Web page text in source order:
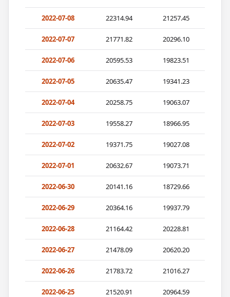
2022-07-08 22314.94 21257.45
2022-07-07 21771.82 20296.10
2022-07-06 20595.53 19823.51
2022-07-05 20635.47 19341.23
2022-07-04 20258.75 19063.07
2022-07-03 19558.27 18966.95
2022-07-02 19371.75 19027.08
2022-07-01 20632.67 19073.71
2022-06-30 20141.16 18729.66
2022-06-29 20364.16 19937.79
2022-06-28 21164.42 20228.81
2022-06-27 21478.09 20620.20
2022-06-26 21783.72 21016.27
2022-06-25 21520.91 20964.59